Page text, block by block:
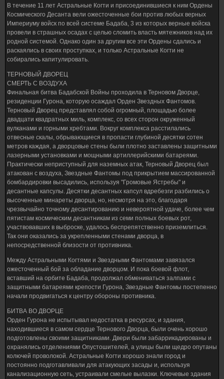
В течение 11 лет Астральные Когти и присоединившиеся к ним Ордены
Космического Десанта вели ожесточенные бои против любых верных
Империуму войск по всей системе Бадаба, 3 из которых верные войска
провели в страшных осадах с целью сломить власть мятежников над их
родной системой. Однако один за другим все эти Ордены сдались и
раскаялись в своих проступках, и только Астральные Когти не
собирались капитулировать.
ТЕРНОВЫЙ ДВОРЕЦ
СМЕРТЬ С ВОЗДУХА
Финальная битва Бадабской Войны проходила в Терновом Дворце,
резиденции Гурона, которую осаждал Орден Звездных Фантомов.
Терновый Дворец представлял собой огромный, площадью более
двадцати квадратных миль, комплекс, со всех сторон окруженный
вулканами и горными хребтами. Вокруг комплекса расстилались
отвесные скалы, обрывающиеся в пропасти глубиной десятки сотен
метров каждая, а дворцовые стены были плотно заставлены защитными
лазерными установками и мощными артиллерийскими батареями.
Практически неприступный для наземных атак, Терновый Дворец был
атакован с воздуха, Звездные Фантомы под прикрытием массированной
бомбардировки высадились, используя "Громовые Ястребы" и
десантные капсулы. Десятки десантных капсул вдребезги разбились о
высоченные минареты дворца, но, несмотря на это, благодаря
чрезвычайно точному десантированию и невероятной удаче, более чем
пятистам космическим десантникам из семи полных боевых рот,
участвовавших в выброске, удалось беспрепятственно приземлиться.
Так они оказались за укрепленными стенами дворца, в
непосредственной близости от противника.
Между Астральными Когтями и Звездными Фантомами завязался
ожесточенный бой за обладание дворцом. И пока боевой флот,
вставший на орбите Бадаба, продолжал обмениваться залпами с
защитными батареями крепости Гурона, Звездные Фантомы постепенно
начали продвигаться к центру обороны противника.
БИТВА ВО ДВОРЦЕ
Орден Гурона не испытывал недостатка в ресурсах, и здания,
находившиеся в самом сердце Тернового Дворца, были очень хорошо
подготовлены своими защитниками. Двери были забаррикадированы и
охранялись отделениями Опустошителей, а улицы были щедро опутаны
колючей проволокой. Астральные Когти хорошо знали город и
постоянно подготавливали для атакующих засады и, используя
канализационную сеть, устраивали смелые вылазки. Ключевые здания